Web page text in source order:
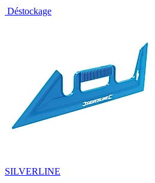
Déstockage
SILVERLINE